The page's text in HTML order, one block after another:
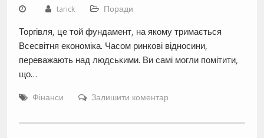
tarick Поради
Торгівля, це той фундамент, на якому тримається
Всесвітня економіка. Часом ринкові відносини,
переважають над людськими. Ви самі могли помітити,
що…
Фінанси Залишити коментар